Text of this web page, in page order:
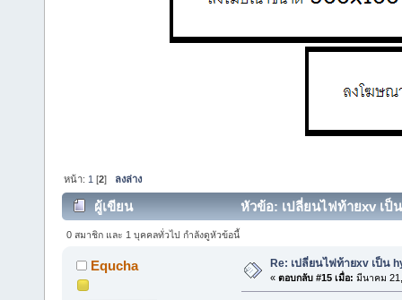
หน้า: 1 [2] ลงล่าง
ผู้เขียน หัวข้อ: เปลี่ยนไฟท้ายxv เป็
0 สมาชิก และ 1 บุคคลทั่วไป กำลังดูหัวข้อนี้
Equcha Re: เปลี่ยนไฟท้ายxv เป็น
« ตอบกลับ #15 เมื่อ: มีนาคม